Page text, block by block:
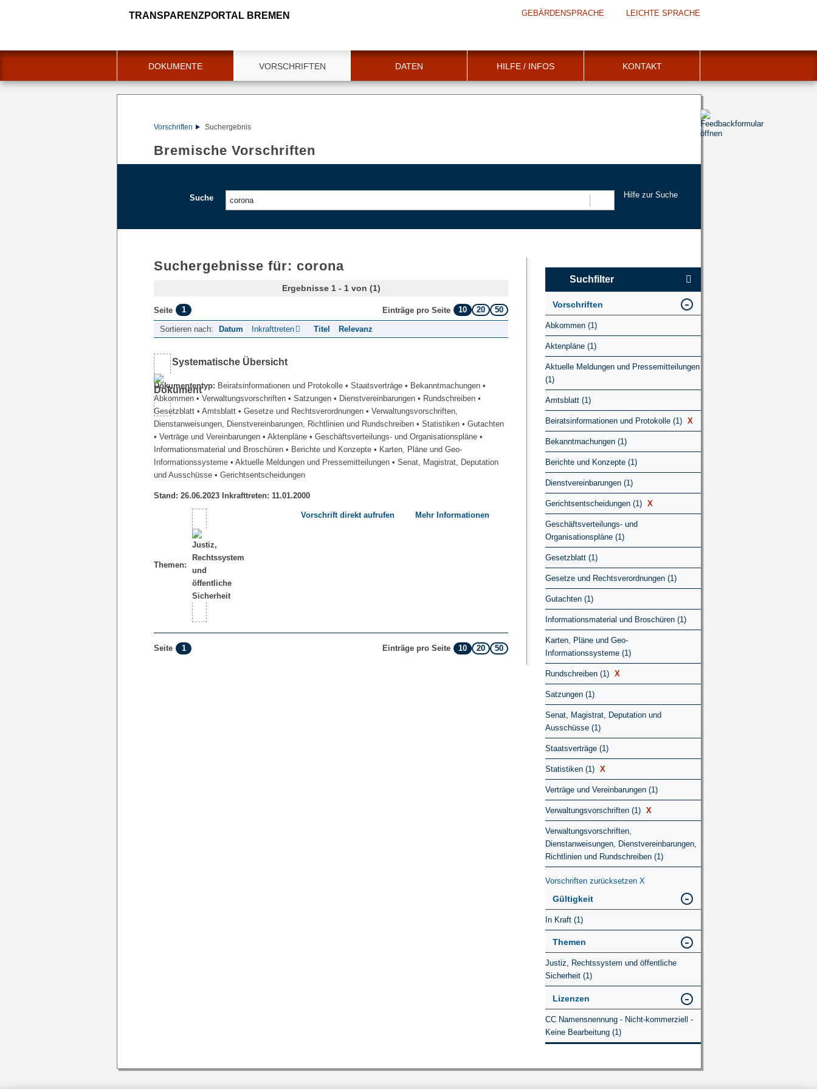
TRANSPARENZPORTAL BREMEN GEBÄRDENSPRACHE LEICHTE SPRACHE
DOKUMENTE VORSCHRIFTEN DATEN HILFE / INFOS KONTAKT
Vorschriften Suchergebnis
Bremische Vorschriften
Suche
Hilfe zur Suche
Suchergebnisse für: corona
Ergebnisse 1 - 1 von (1)
Seite 1 Einträge pro Seite 10 20 50
Sortieren nach: Datum Inkrafttreten Titel Relevanz
Systematische Übersicht
Dokumententyp: Beiratsinformationen und Protokolle • Staatsverträge • Bekanntmachungen •
Abkommen • Verwaltungsvorschriften • Satzungen • Dienstvereinbarungen • Rundschreiben •
Gesetzblatt • Amtsblatt • Gesetze und Rechtsverordnungen • Verwaltungsvorschriften,
Dienstanweisungen, Dienstvereinbarungen, Richtlinien und Rundschreiben • Statistiken • Gutachten
• Verträge und Vereinbarungen • Aktenpläne • Geschäftsverteilungs- und Organisationspläne •
Informationsmaterial und Broschüren • Berichte und Konzepte • Karten, Pläne und Geo-
Informationssysteme • Aktuelle Meldungen und Pressemitteilungen • Senat, Magistrat, Deputation
und Ausschüsse • Gerichtsentscheidungen
Stand: 26.06.2023 Inkrafttreten: 11.01.2000
Themen:
Vorschrift direkt aufrufen Mehr Informationen
Seite 1 Einträge pro Seite 10 20 50
Suchfilter
Vorschriften
Abkommen (1)
Aktenpläne (1)
Aktuelle Meldungen und Pressemitteilungen
(1)
Amtsblatt (1)
Beiratsinformationen und Protokolle (1) X
Bekanntmachungen (1)
Berichte und Konzepte (1)
Dienstvereinbarungen (1)
Gerichtsentscheidungen (1) X
Geschäftsverteilungs- und
Organisationspläne (1)
Gesetzblatt (1)
Gesetze und Rechtsverordnungen (1)
Gutachten (1)
Informationsmaterial und Broschüren (1)
Karten, Pläne und Geo-
Informationssysteme (1)
Rundschreiben (1) X
Satzungen (1)
Senat, Magistrat, Deputation und
Ausschüsse (1)
Staatsverträge (1)
Statistiken (1) X
Verträge und Vereinbarungen (1)
Verwaltungsvorschriften (1) X
Verwaltungsvorschriften,
Dienstanweisungen, Dienstvereinbarungen,
Richtlinien und Rundschreiben (1)
Vorschriften zurücksetzen X
Gültigkeit
In Kraft (1)
Themen
Justiz, Rechtssystem und öffentliche
Sicherheit (1)
Lizenzen
CC Namensnennung - Nicht-kommerziell -
Keine Bearbeitung (1)